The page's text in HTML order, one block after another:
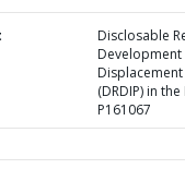
Disclosable
Development
(DRDIP) in
P161067